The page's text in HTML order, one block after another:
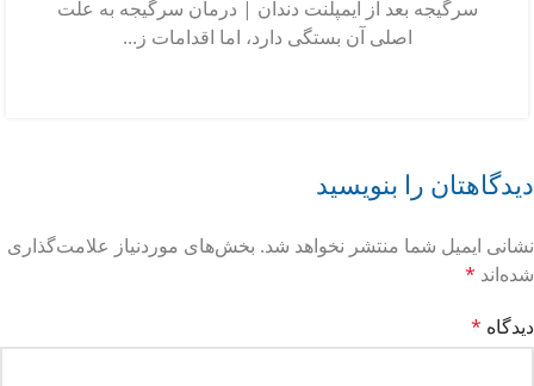
سرگیجه بعد از ایمپلنت دندان | درمان سرگیجه به علت
اصلی آن بستگی دارد، اما اقدامات ز...
دیدگاهتان را بنویسید
نشانی ایمیل شما منتشر نخواهد شد. بخش‌های موردنیاز علامت‌گذاری
شده‌اند *
دیدگاه *